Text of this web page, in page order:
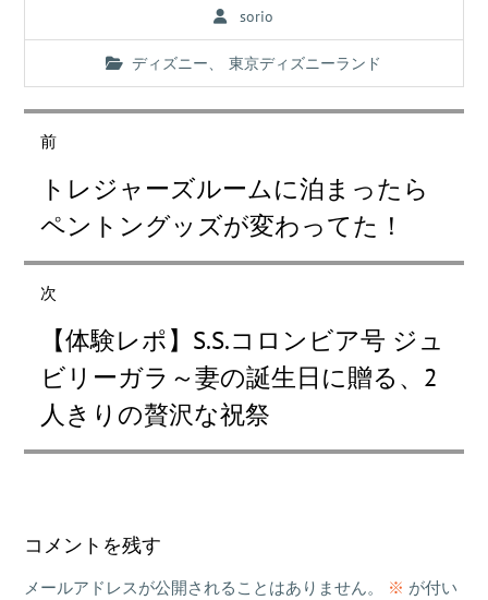
sorio
ディズニー、 東京ディズニーランド
投
稿
ゲ
ー
シ
前
去
投
稿:
トレジャーズルームに泊まったら
ペントングッズが変わってた！
次
投
稿:
【体験レポ】S.S.コロンビア号 ジュ
ビリーガラ～妻の誕生日に贈る、2
人きりの贅沢な祝祭
コメントを残す
メールアドレスが公開されることはありません。 ※ が付い